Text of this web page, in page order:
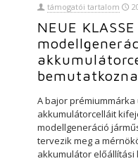
támogatói tartalom
NEUE KLASSE
A bajor
akkumulátorcelláit
modellgeneráció
tervezik meg a
akkumulátor előállítási